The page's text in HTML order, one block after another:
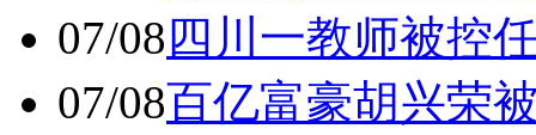
07/08 四川一教师被控
07/08百亿富豪胡兴荣